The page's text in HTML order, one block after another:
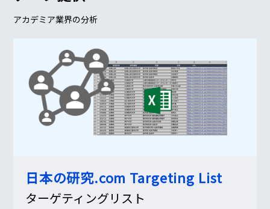
アカデミア業界の分析
日本の研究.com Targeting List
ターゲティングリスト